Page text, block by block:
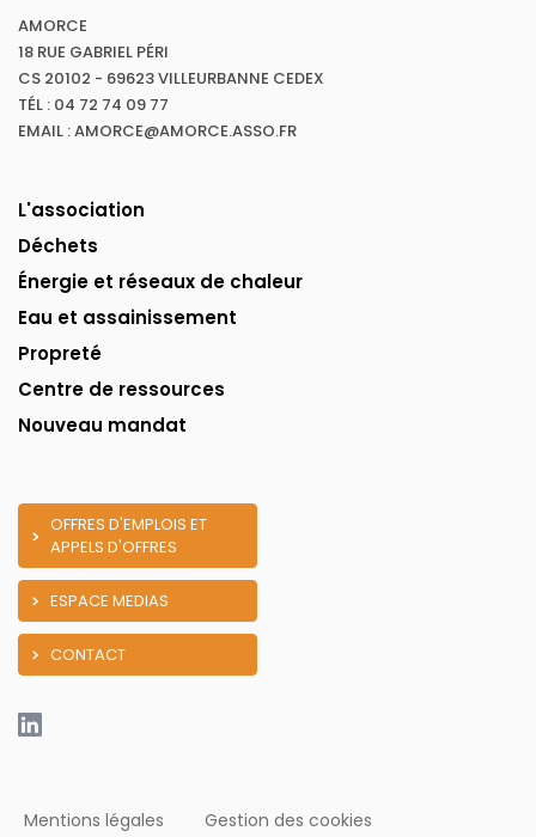
AMORCE
18 RUE GABRIEL PÉRI
CS 20102 - 69623 VILLEURBANNE CEDEX
TÉL : 04 72 74 09 77
EMAIL : AMORCE@AMORCE.ASSO.FR
L'association
Déchets
Énergie et réseaux de chaleur
Eau et assainissement
Propreté
Centre de ressources
Nouveau mandat
OFFRES D'EMPLOIS ET
APPELS D'OFFRES
ESPACE MEDIAS
CONTACT
Mentions légales Gestion des cookies